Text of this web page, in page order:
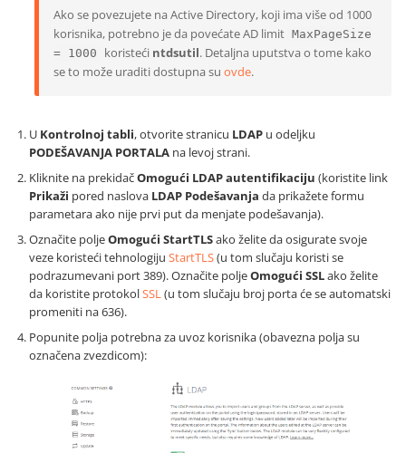
Ako se povezujete na Active Directory, koji ima više od 1000
korisnika, potrebno je da povećate AD limit MaxPageSize
= 1000
koristeći ntdsutil. Detaljna uputstva o tome kako
se to može uraditi dostupna su ovde.
U Kontrolnoj tabli, otvorite stranicu LDAP u odeljku
PODEŠAVANJA PORTALA na levoj strani.
Kliknite na prekidačOmogući LDAP autentifikaciju (koristite link
Prikaži pored naslova LDAP Podešavanja da prikažete formu
parametara ako nije prvi put da menjate podešavanja).
Označite poljeOmogući StartTLSako želite da osigurate svoje
veze koristeći tehnologiju StartTLS(u tom slučaju koristi se
podrazumevani port 389). Označite poljeOmogući SSLako želite
da koristite protokolSSL(u tom slučaju broj porta će se automatski
promeniti na 636).
Popunite polja potrebna za uvoz korisnika (obavezna polja su
označena zvezdicom):